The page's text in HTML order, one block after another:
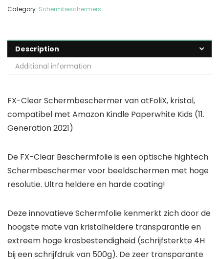
Category: Schermbeschermers
Description
Additional information
FX-Clear Schermbeschermer van atFoliX, kristal,
compatibel met Amazon Kindle Paperwhite Kids (11.
Generation 2021)
De FX-Clear Beschermfolie is een optische hightech
Schermbeschermer voor beeldschermen met hoge
resolutie. Ultra heldere en harde coating!
Deze innovatieve Schermfolie kenmerkt zich door de
hoogste mate van kristalheldere transparantie en
extreem hoge krasbestendigheid (schrijfsterkte 4H
bij een schrijfdruk van 500g). De zeer transparante